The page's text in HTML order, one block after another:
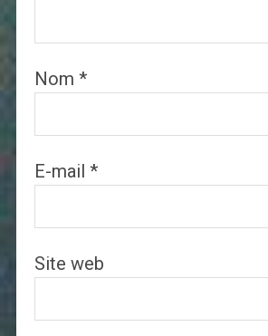
Nom *
E-mail *
Site web